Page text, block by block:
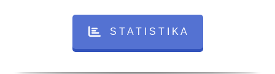
S T A T I S T I K A